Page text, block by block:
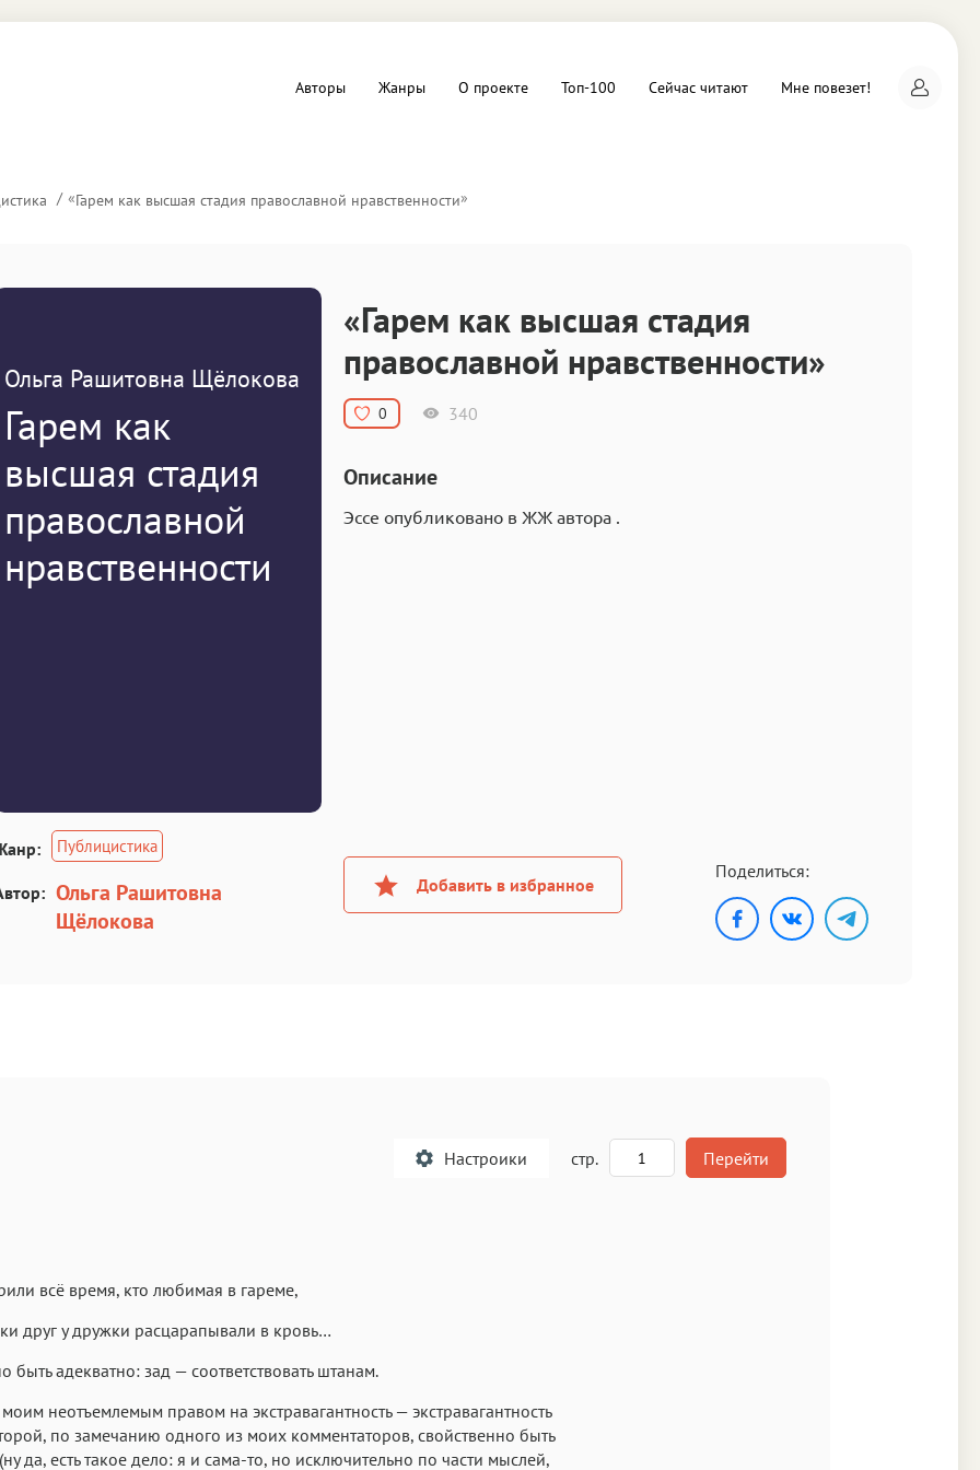
Драматургия
Компьютеры и Интернет
Авторы Жанры О проекте Топ-100 Сейчас читают Мне повезет!
«Гарем как высшая стадия православной нравственности»
Ольга Рашитовна Щёлокова
Гарем как
высшая стадия
православной
нравственности
Публицистика
Ольга Рашитовна
Щёлокова
«Гарем как высшая стадия
православной нравственности»
0 340
Описание
Эссе опубликовано в ЖЖ автора .
Добавить в избранное
Поделиться:
Настроики стр. Перейти
всё время, кто любимая в гареме,
друг у дружки расцарапывали в кровь…
быть адекватно: зад — соответствовать штанам.
моим неотъемлемым правом на экстравагантность — экстравагантность
по замечанию одного из моих комментаторов, свойственно быть
да, есть такое дело: я и сама-то, но исключительно по части мыслей,